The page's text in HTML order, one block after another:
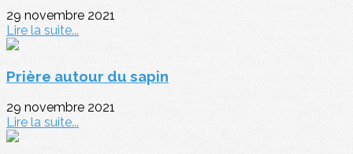
29 novembre 2021
Lire la suite...
Prière autour du sapin
29 novembre 2021
Lire la suite...